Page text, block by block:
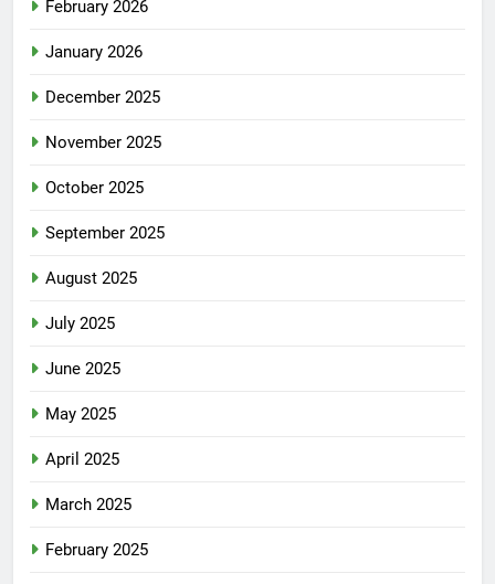
February 2026
January 2026
December 2025
November 2025
October 2025
September 2025
August 2025
July 2025
June 2025
May 2025
April 2025
March 2025
February 2025